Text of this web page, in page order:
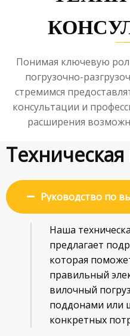
Понимая ключевую
погрузочно-
стремимся
консультации и
расширения
Руководство по
Наша
предлагает
которая
правильный
вилочный
поддонами или
конкретных